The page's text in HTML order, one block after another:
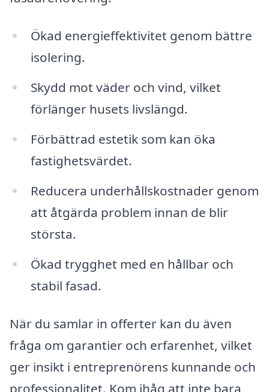
Ökad energieffektivitet genom bättre
isolering.
Skydd mot väder och vind, vilket
förlänger husets livslängd.
Förbättrad estetik som kan öka
fastighetsvärdet.
Reducera underhållskostnader genom
att åtgärda problem innan de blir
största.
Ökad trygghet med en hållbar och
stabil fasad.
När du samlar in offerter kan du även
fråga om garantier och erfarenhet, vilket
ger insikt i entreprenörens kunnande och